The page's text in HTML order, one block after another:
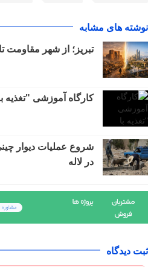
نوشته های مشابه
تبریز؛ از شهر مقاومت
کارگاه آموزشی "تغذیه
شروع عملیات دیوار
در لاله
ثبت دیدگاه